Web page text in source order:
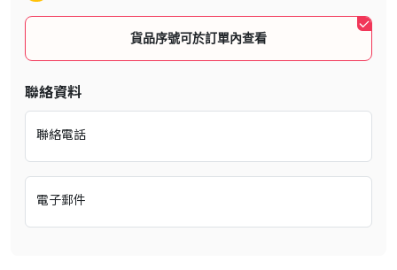
武器「毀滅劍」
武器「無鋒劍柯塔納」
重要物品「樂譜《Away (1987)》」
遊戲介紹
貨品序號可於訂單內查看
聯絡資料
聯絡電話
電子郵件